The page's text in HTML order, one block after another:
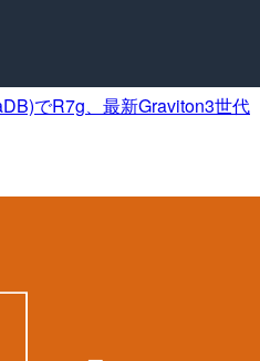
でR7g、最新Graviton3世代